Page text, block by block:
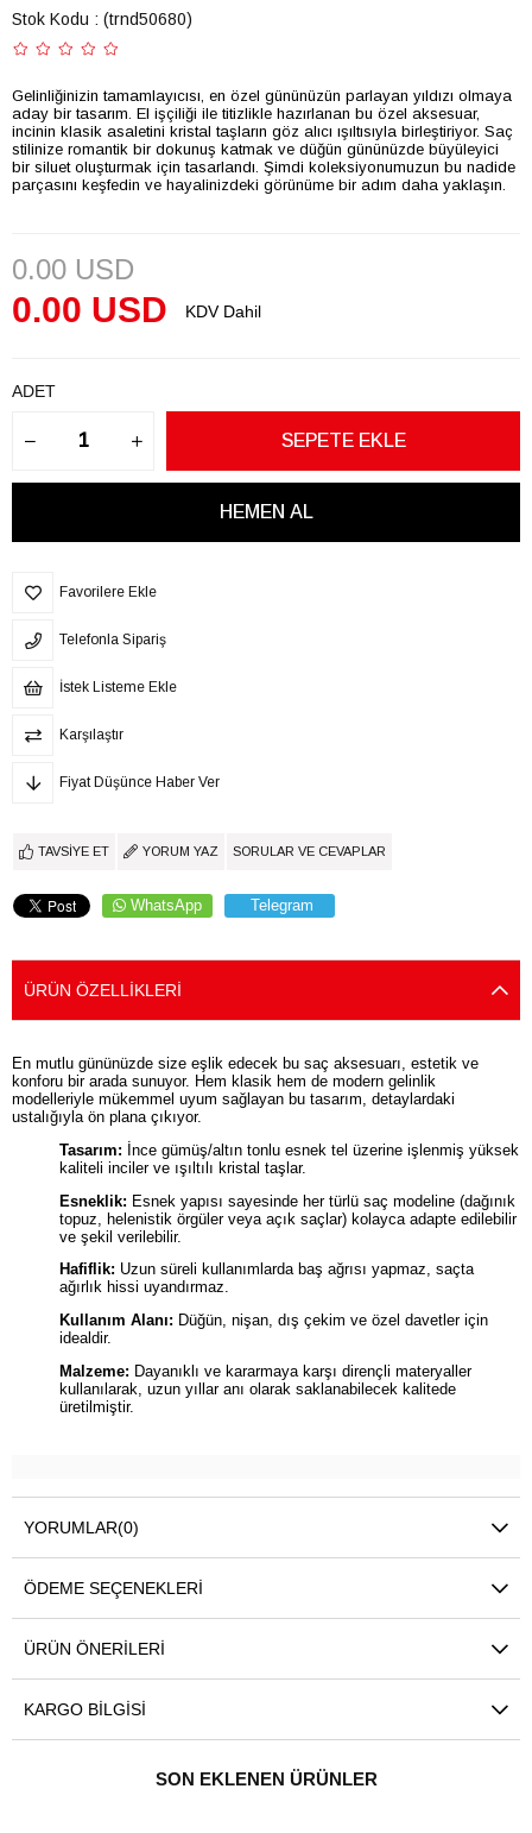
Stok Kodu (trnd50680)
Gelinliğinizin tamamlayıcısı, en özel gününüzün parlayan yıldızı olmaya
aday bir tasarım. El işçiliği ile titizlikle hazırlanan bu özel aksesuar,
incinin klasik asaletini kristal taşların göz alıcı ışıltısıyla birleştiriyor. Saç
stilinize romantik bir dokunuş katmak ve düğün gününüzde büyüleyici
bir siluet oluşturmak için tasarlandı. Şimdi koleksiyonumuzun bu nadide
parçasını keşfedin ve hayalinizdeki görünüme bir adım daha yaklaşın.
0.00 USD
KDV Dahil
0.00 USD
ADET
Favorilere Ekle
Telefonla Sipariş
İstek Listeme Ekle
Karşılaştır
Fiyat Düşünce Haber Ver
TAVSIYE ET YORUM YAZ SORULAR VE CEVAPLAR
WhatsApp Telegram
ÜRÜN ÖZELLIKLERI
En mutlu gününüzde size eşlik edecek bu saç aksesuarı, estetik ve
konforu bir arada sunuyor. Hem klasik hem de modern gelinlik
modelleriyle mükemmel uyum sağlayan bu tasarım, detaylardaki
ustalığıyla ön plana çıkıyor.
Tasarım: İnce gümüş/altın tonlu esnek tel üzerine işlenmiş yüksek
kaliteli inciler ve ışıltılı kristal taşlar.
Esneklik: Esnek yapısı sayesinde her türlü saç modeline (dağınık
topuz, helenistik örgüler veya açık saçlar) kolayca adapte edilebilir
ve şekil verilebilir.
Hafiflik: Uzun süreli kullanımlarda baş ağrısı yapmaz, saçta
ağırlık hissi uyandırmaz.
Kullanım Alanı: Düğün, nişan, dış çekim ve özel davetler için
idealdir.
Malzeme: Dayanıklı ve kararmaya karşı dirençli materyaller
kullanılarak, uzun yıllar anı olarak saklanabilecek kalitede
üretilmiştir.
YORUMLAR(0)
ÖDEME SEÇENEKLERI
ÜRÜN ÖNERILERI
KARGO BILGISI
SON EKLENEN ÜRÜNLER